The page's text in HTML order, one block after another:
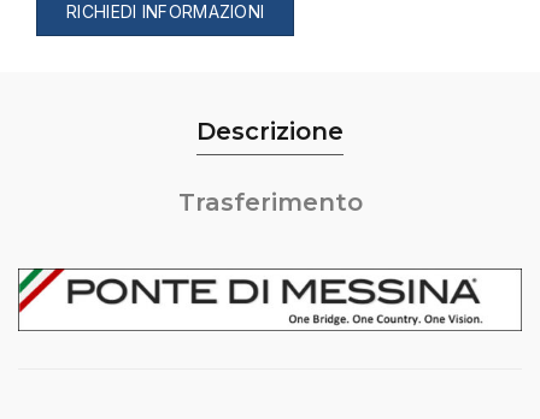
RICHIEDI INFORMAZIONI
Descrizione
Trasferimento